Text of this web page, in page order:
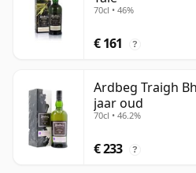
70cl • 46%
€ 161 ?
Ardbeg Traigh
jaar oud
70cl • 46.2%
€ 233 ?